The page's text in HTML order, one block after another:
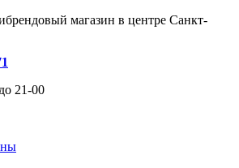
магазин в центре Санкт-
21-00